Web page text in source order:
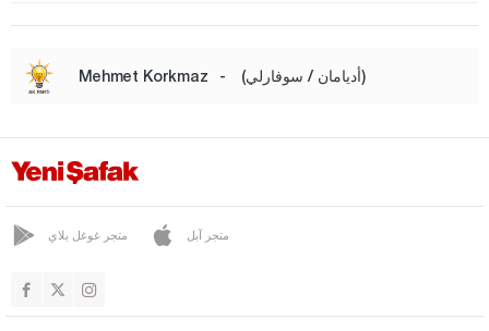
كيسميتيبي
كومور
كوسجالي
المركز
بينار باشي
Mehmet Korkmaz - (أديامان / سوفارلي)
متجر غوغل بلاي متجر آبل